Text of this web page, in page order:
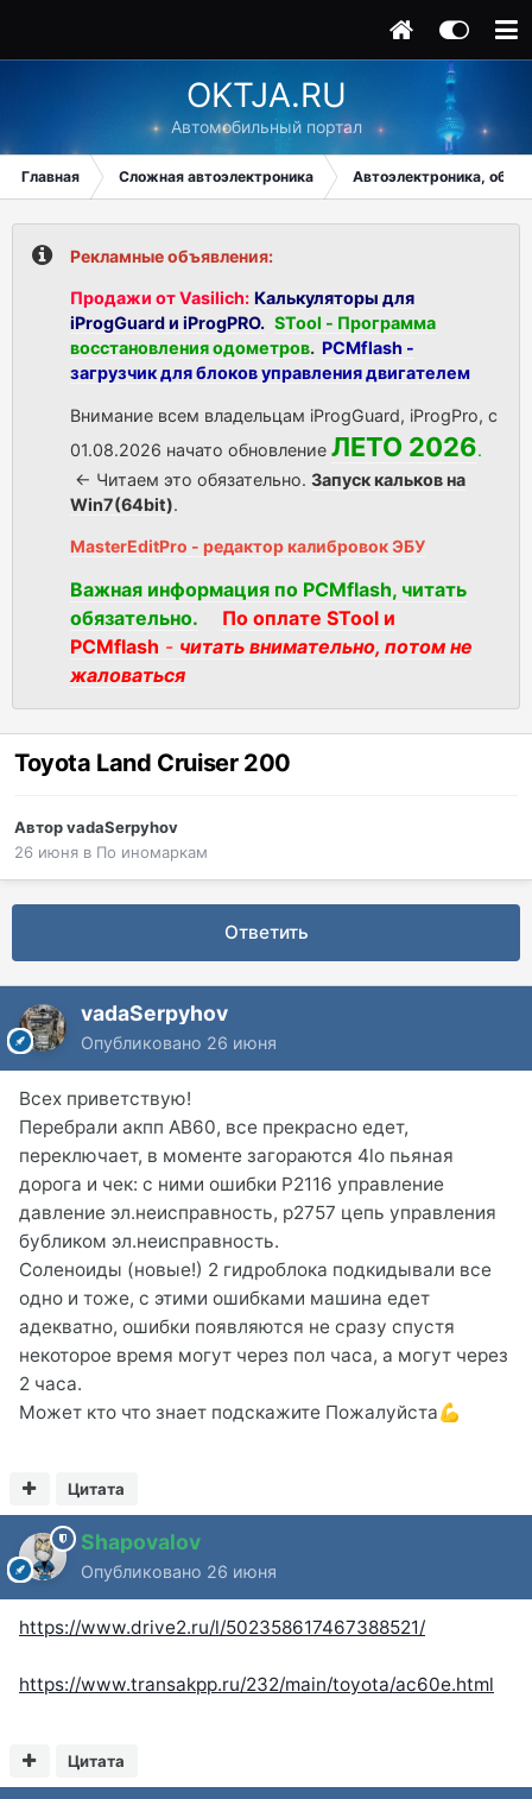
OKTJA.RU
Автомобильный портал
Главная Сложная автоэлектроника Автоэлектроника,
Рекламные объявления:
Продажи от Vasilich: Калькуляторы для
iProgGuard и iProgPRO. STool - Программа
восстановления одометров. PCMflash -
загрузчик для блоков управления двигателем
Внимание всем владельцам iProgGuard, iProgPro, с
01.08.2026 начато обновление ЛЕТО 2026.
<- Читаем это обязательно. Запуск кальков на
Win7(64bit).
MasterEditPro - редактор калибровок ЭБУ
Важная информация по PCMflash, читать
обязательно.
По оплате STool и
PCMflash - читать внимательно, потом не
жаловаться
Toyota Land Cruiser 200
АвторvadaSerpyhov
26 июня в По иномаркам
Ответить
vadaSerpyhov
Опубликовано 26 июня
Всех приветствую!
Перебрали акпп AB60, все прекрасно едет,
переключает, в моменте загораются 4lo пьяная
дорога и чек: с ними ошибки P2116 управление
давление эл.неисправность, p2757 цепь управления
бубликом эл.неисправность.
Соленоиды (новые!) 2 гидроблока подкидывали все
одно и тоже, с этими ошибками машина едет
адекватно, ошибки появляются не сразу спустя
некоторое время могут через пол часа, а могут через
2 часа.
Может кто что знает подскажите Пожалуйста💪
Цитата
Shapovalov
Опубликовано 26 июня
https://www.drive2.ru/l/502358617467388521/
https://www.transakpp.ru/232/main/toyota/ac60e.html
Цитата